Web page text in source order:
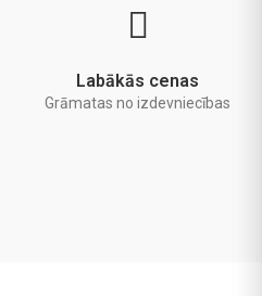
Labākās cenas
Grāmatas no izdevniecības